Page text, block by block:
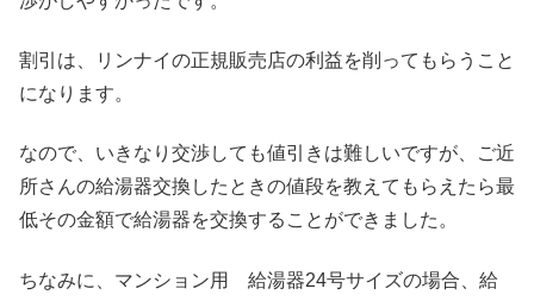
割引は、リンナイの正規販売店の利益を削ってもらうこと
になります。
なので、いきなり交渉しても値引きは難しいですが、ご近
所さんの給湯器交換したときの値段を教えてもらえたら最
低その金額で給湯器を交換することができました。
ちなみに、マンション用 給湯器24号サイズの場合、給